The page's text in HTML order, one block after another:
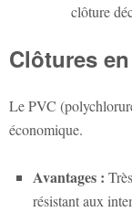
clôture
Clôtures
Le PVC
économique.
Avantages :
résistant aux